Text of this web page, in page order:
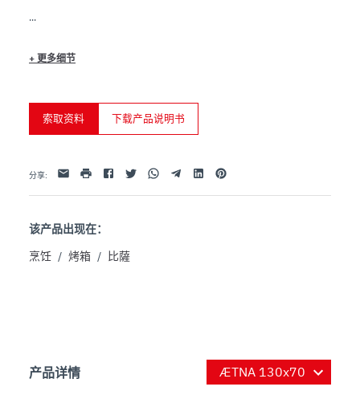
Construction features
- AISI 304 stainless steel exteriors
- Leavening cabinet with wheels
+ 更多细节
索取资料 下载产品说明书
分享: 电子邮件
打印 FacebookTwitterWhatsappTelegramLinkedinPinterest
该产品出现在：
烹饪 / 烤箱 / 比薩
产品详情